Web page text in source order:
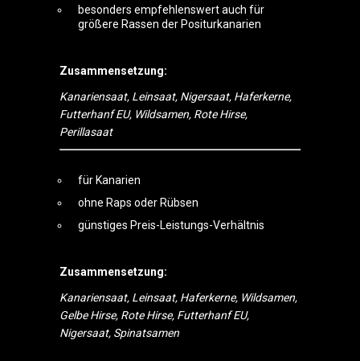
besonders empfehlenswert auch für
größere Rassen der Positurkanarien
Zusammensetzung:
Kanariensaat, Leinsaat, Nigersaat, Haferkerne,
Futterhanf EU, Wildsamen, Rote Hirse,
Perillasaat
für Kanarien
ohne Raps oder Rübsen
günstiges Preis-Leistungs-Verhältnis
Zusammensetzung:
Kanariensaat, Leinsaat, Haferkerne, Wildsamen,
Gelbe Hirse, Rote Hirse, Futterhanf EU,
Nigersaat, Spinatsamen